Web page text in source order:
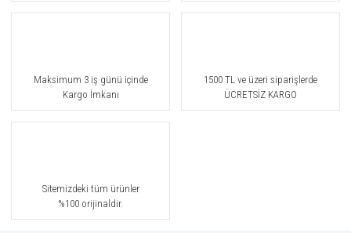
Maksimum 3 iş günü içinde
Kargo İmkanı
1500 TL ve üzeri siparişlerde
ÜCRETSİZ KARGO
Sitemizdeki tüm ürünler
%100 orijinaldir.